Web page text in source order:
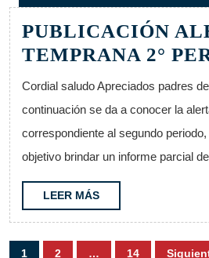
PUBLICACIÓN
TEMPRANA 2°
Cordial saludo Apreciados padres
continuación se da a conocer la
correspondiente al segundo
objetivo brindar un informe parcial
LEER MÁSLEER
MÁS
Paginación
1 2 … 14